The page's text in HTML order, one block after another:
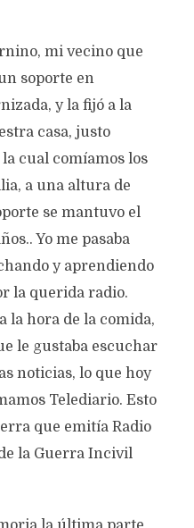
mi vecino que
soporte en
y la fijó a la
casa, justo
cual comíamos los
a una altura de
se mantuvo el
Yo me pasaba
y aprendiendo
la querida radio.
la hora de la comida,
le gustaba escuchar
noticias, lo que hoy
Telediario. Esto
que emitía Radio
la Guerra Incivil